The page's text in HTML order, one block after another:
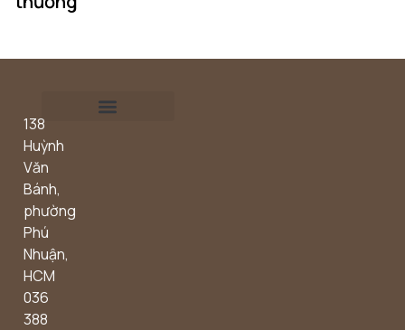
138
Huỳnh
Văn
Bánh,
phường
Phú
Nhuận,
HCM
036
388